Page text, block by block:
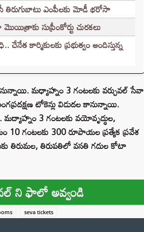
తిరుగుబాటు ఎంపీలకు మోడీ భరోసా
సుప్రీంకోర్టు చురకలు
కార్మికులకు ప్రభుత్వం అందిస్తున్న
మధ్యాహ్నం 3 గంటలకు వర్చువల్ సేవా
టోకెన్లు విడుదల కానున్నాయి.
మద్యాహ్నం 3 గంటలకు వయోవృద్ధుల,
10 గంటలకు 300 రూపాయల ప్రత్యేక ప్రవేశ
తిరుమల, తిరుపతిలో వసతి గదుల కోటా
ని ఫాలో అవ్వండి
seva tickets